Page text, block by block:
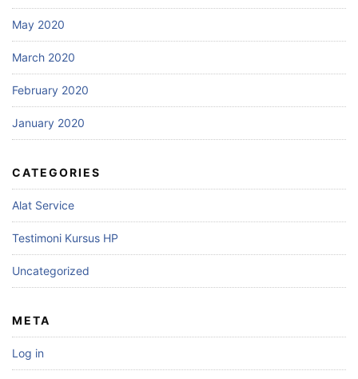
May 2020
March 2020
February 2020
January 2020
CATEGORIES
Alat Service
Testimoni Kursus HP
Uncategorized
META
Log in